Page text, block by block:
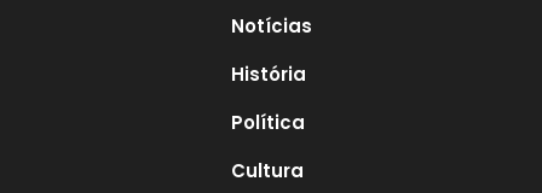
Notícias
História
Política
Cultura